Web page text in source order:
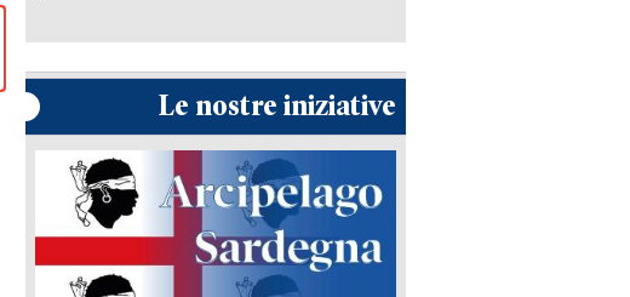
Le nostre iniziative